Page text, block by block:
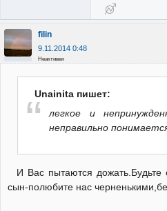
filin
9.11.2014 0:48
Неактивен
Unainita пишет:
легкое и
неправильно
И Вас пытаются дожать.Будьте
сын-полюбите нас